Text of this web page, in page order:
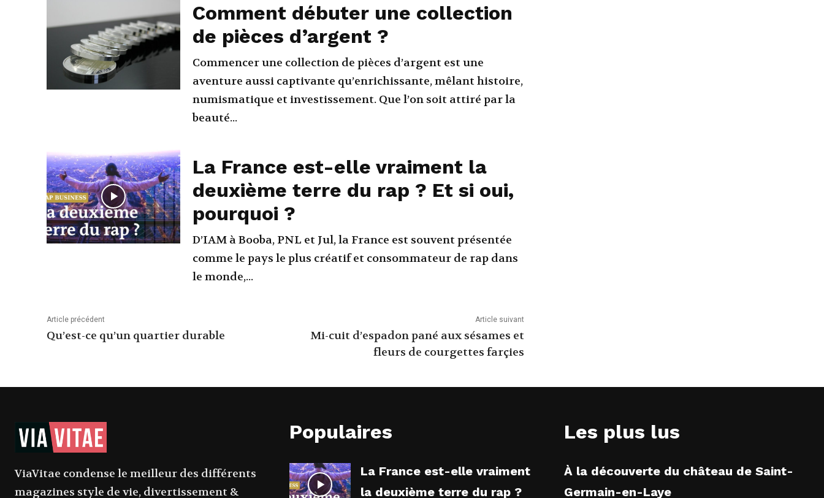
Comment débuter une collection
de pièces d’argent ?
Commencer une collection de pièces d’argent est une
aventure aussi captivante qu’enrichissante, mêlant histoire,
numismatique et investissement. Que l’on soit attiré par la
beauté...
La France est-elle vraiment la
deuxième terre du rap ? Et si oui,
pourquoi ?
D’IAM à Booba, PNL et Jul, la France est souvent présentée
comme le pays le plus créatif et consommateur de rap dans
le monde,...
Article précédent
Qu’est-ce qu’un quartier durable
Article suivant
Mi-cuit d’espadon pané aux sésames et
fleurs de courgettes farçies
ViaVitae condense le meilleur des différents
magazines style de vie, divertissement &
Populaires
La France est-elle vraiment
la deuxième terre du rap ?
Les plus lus
À la découverte du château de Saint-
Germain-en-Laye